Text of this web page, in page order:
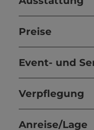
Preise
Event- und
Verpflegung
Anreise/Lage